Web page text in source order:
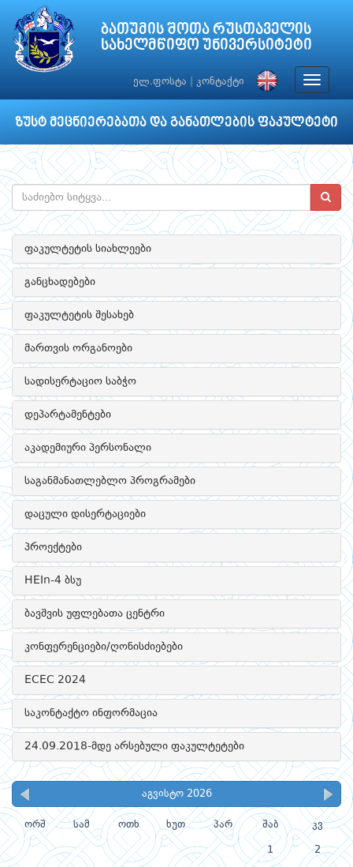
ბათუმის შოთა რუსთაველის
სახელმწიფო უნივერსიტეტი
ელ.ფოსტა კონტაქტი
Toggle
ზუსტ მეცნიერებათა და განათლების ფაკულტეტი
ფაკულტეტის სიახლეები
განცხადებები
ფაკულტეტის შესახებ
მართვის ორგანოები
სადისერტაციო საბჭო
დეპარტამენტები
აკადემიური პერსონალი
საგანმანათლებლო პროგრამები
დაცული დისერტაციები
პროექტები
HEIn-4 ბსუ
ბავშვის უფლებათა ცენტრი
კონფერენციები/ღონისძიებები
ECEC 2024
საკონტაქტო ინფორმაცია
24.09.2018-მდე არსებული ფაკულტეტები
აგვისტო 2026
ორშ სამ ოთხ ხუთ პარ შაბ კვ
1 2